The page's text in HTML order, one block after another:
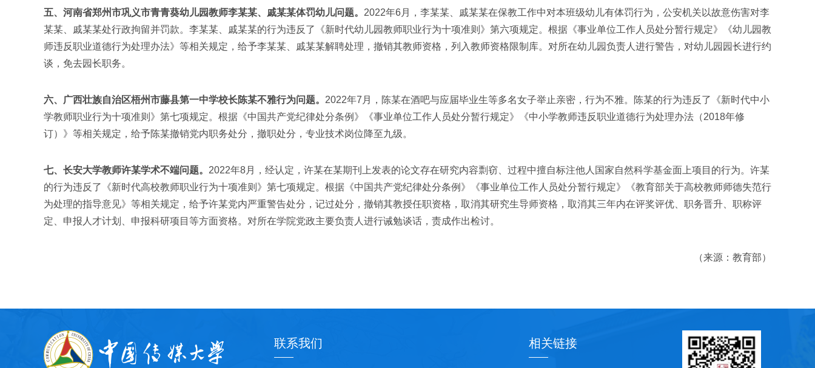
五、河南省郑州市巩义市青青葵幼儿园教师李某某、戚某某体罚幼儿问题。 2022年6月，李某某、戚某某在保教工作中对本班级幼儿有体罚行为，公安机关以故意伤害对李
某某、戚某某处行政拘留并罚款。李某某、戚某某的行为违反了《新时代幼儿园教师职业行为十项准则》第六项规定。根据《事业单位工作人员处分暂行规定》《幼儿园教
师违反职业道德行为处理办法》等相关规定，给予李某某、戚某某解聘处理，撤销其教师资格，列入教师资格限制库。对所在幼儿园负责人进行警告，对幼儿园园长进行约
谈，免去园长职务。
六、广西壮族自治区梧州市藤县第一中学校长陈某不雅行为问题。 2022年7月，陈某在酒吧与应届毕业生等多名女子举止亲密，行为不雅。陈某的行为违反了《新时代中小
学教师职业行为十项准则》第七项规定。根据《中国共产党纪律处分条例》《事业单位工作人员处分暂行规定》《中小学教师违反职业道德行为处理办法（2018年修
订）》等相关规定，给予陈某撤销党内职务处分，撤职处分，专业技术岗位降至九级。
七、长安大学教师许某学术不端问题。 2022年8月，经认定，许某在某期刊上发表的论文存在研究内容剽窃、过程中擅自标注他人国家自然科学基金面上项目的行为。许某
的行为违反了《新时代高校教师职业行为十项准则》第七项规定。根据《中国共产党纪律处分条例》《事业单位工作人员处分暂行规定》《教育部关于高校教师师德失范行
为处理的指导意见》等相关规定，给予许某党内严重警告处分，记过处分，撤销其教授任职资格，取消其研究生导师资格，取消其三年内在评奖评优、职务晋升、职称评
定、申报人才计划、申报科研项目等方面资格。对所在学院党政主要负责人进行诫勉谈话，责成作出检讨。
（来源：教育部）
联系我们 相关链接